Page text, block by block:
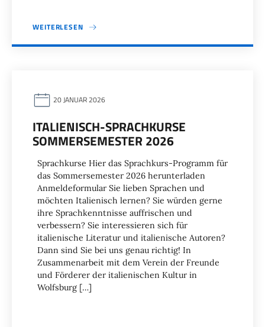
WEITERLESEN
20 JANUAR 2026
ITALIENISCH-SPRACHKURSE
SOMMERSEMESTER 2026
Sprachkurse Hier das Sprachkurs-Programm für
das Sommersemester 2026 herunterladen
Anmeldeformular Sie lieben Sprachen und
möchten Italienisch lernen? Sie würden gerne
ihre Sprachkenntnisse auffrischen und
verbessern? Sie interessieren sich für
italienische Literatur und italienische Autoren?
Dann sind Sie bei uns genau richtig! In
Zusammenarbeit mit dem Verein der Freunde
und Förderer der italienischen Kultur in
Wolfsburg […]